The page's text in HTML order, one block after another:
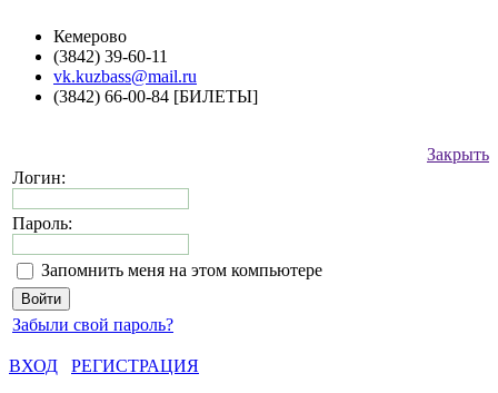
Кемерово
(3842) 39-60-11
vk.kuzbass@mail.ru
(3842) 66-00-84 [БИЛЕТЫ]
Закрыть
Логин:
Пароль:
Запомнить меня на этом компьютере
Забыли свой пароль?
ВХОД
РЕГИСТРАЦИЯ